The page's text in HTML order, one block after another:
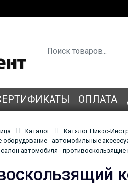
ОПЛАТА
Каталог
Каталог Никос-
оборудование - автомобильные
автомобиля - противоскользящие